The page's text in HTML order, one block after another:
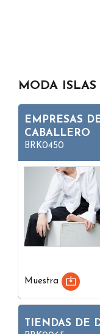
MODA ISLAS
EMPRESAS
CABALLERO
BRK0450
Muestra
TIENDAS DE